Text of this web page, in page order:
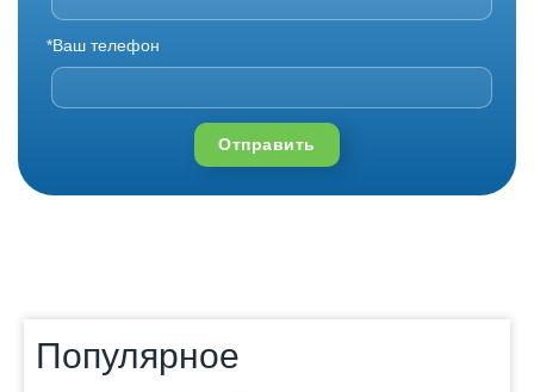
*Ваш телефон
Отправить
Популярное